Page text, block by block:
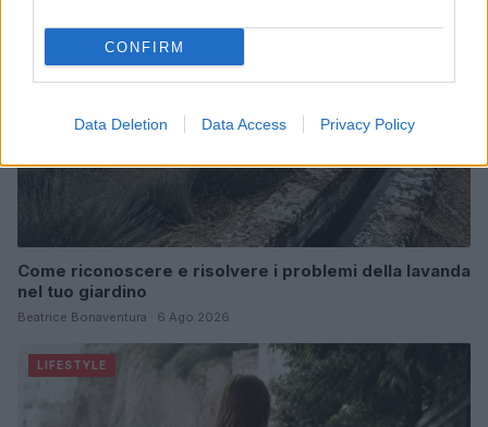
CONFIRM
Data Deletion Data Access Privacy Policy
Come riconoscere e risolvere i problemi della lavanda
nel tuo giardino
Beatrice Bonaventura · 6 Ago 2026
LIFESTYLE